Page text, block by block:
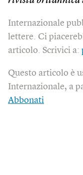
Internazionale
lettere. Ci
articolo. Scrivici a:
Questo articolo è
Internazionale, a
Abbonati